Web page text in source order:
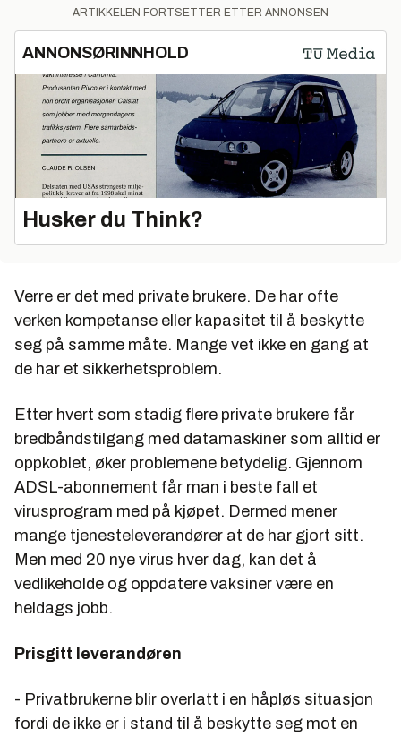
ARTIKKELEN FORTSETTER ETTER ANNONSEN
ANNONSØRINNHOLD
Husker du Think?
Verre er det med private brukere. De har ofte
verken kompetanse eller kapasitet til å beskytte
seg på samme måte. Mange vet ikke en gang at
de har et sikkerhetsproblem.
Etter hvert som stadig flere private brukere får
bredbåndstilgang med datamaskiner som alltid er
oppkoblet, øker problemene betydelig. Gjennom
ADSL-abonnement får man i beste fall et
virusprogram med på kjøpet. Dermed mener
mange tjenesteleverandører at de har gjort sitt.
Men med 20 nye virus hver dag, kan det å
vedlikeholde og oppdatere vaksiner være en
heldags jobb.
Prisgitt leverandøren
- Privatbrukerne blir overlatt i en håpløs situasjon
fordi de ikke er i stand til å beskytte seg mot en